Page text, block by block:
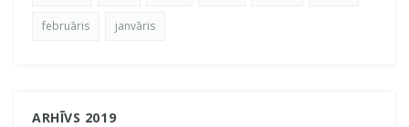
februāris janvāris
ARHĪVS 2019